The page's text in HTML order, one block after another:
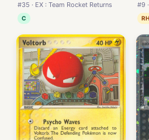
#35 · EX : Team Rocket Returns
C
#9
RH